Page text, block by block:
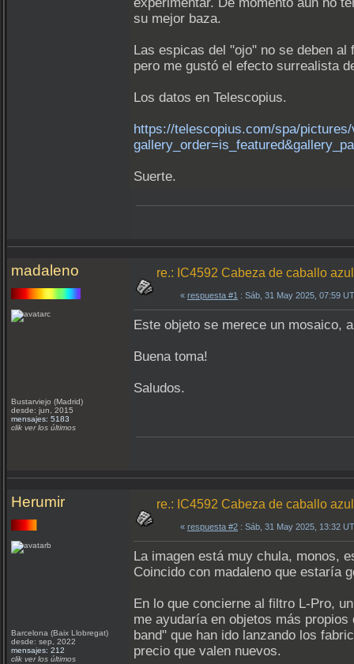
su mejor baza.
Las espicas del "ojo" no se deben
pero me gustó el efecto surrealista
Los datos en Telescopius.
https://telescopius.com/spa/
Suerte.
madaleno
Bustarviejo (Madrid)
desde: jun, 2015
mensajes: 5183
clik ver los últimos
re.: IC4592 Cabeza de caballo
« respuesta #1 : Sáb, 31 May 2025, 07:59
Este objeto se merece un mosaico,
Buena toma!
Saludos.
Herumir
Barcelona (Baix Llobregat)
desde: sep, 2022
mensajes: 212
clik ver los últimos
re.: IC4592 Cabeza de caballo
« respuesta #2 : Sáb, 31 May 2025, 13:32
La imagen está muy chula, monos,
Coincido con madaleno que estaría
En lo que concierne al filtro L-Pro,
me ayudaría en objetos más
band" que han ido lanzando los
precio que valen nuevos.